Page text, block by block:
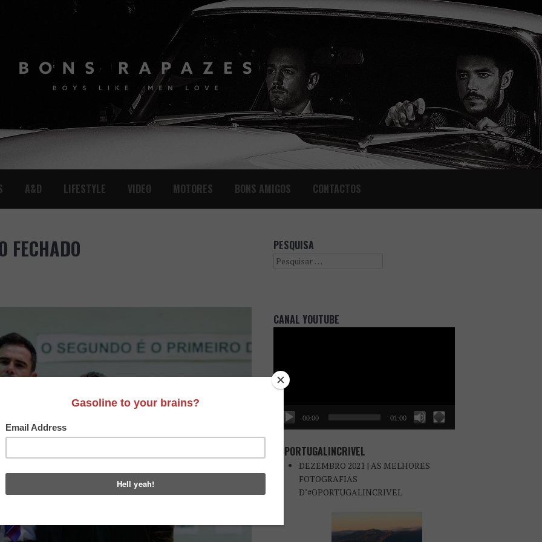
A&D LIFESTYLE VIDEO MOTORES BONS AMIGOS CONTACTOS
FECHADO PESQUISA
Search
CANAL YOUTUBE
00:00 01:00
#OPORTUGALINCRIVEL
DEZEMBRO 2021 | AS MELHORES
FOTOGRAFIAS
D’#OPORTUGALINCRIVEL